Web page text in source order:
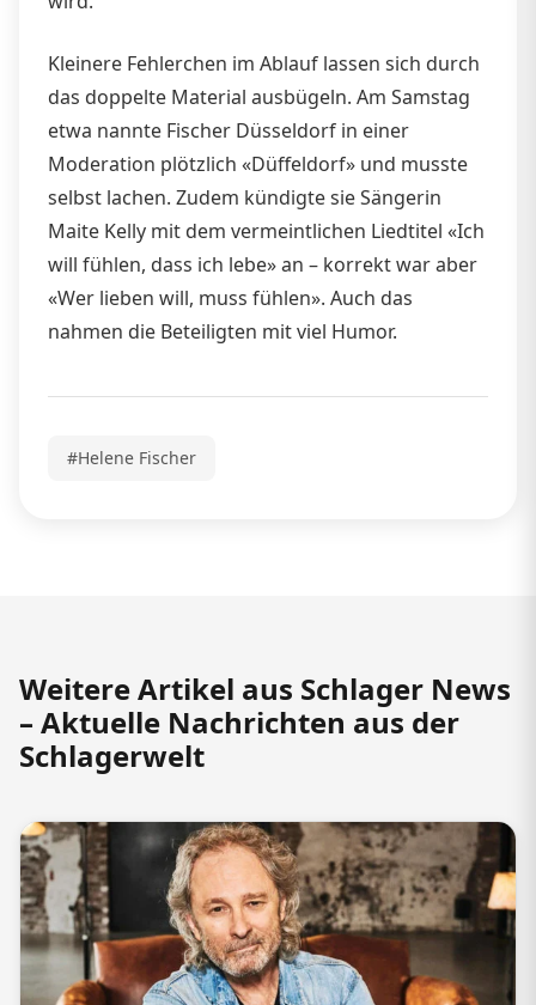
Kleinere Fehlerchen im Ablauf lassen sich durch
das doppelte Material ausbügeln. Am Samstag
etwa nannte Fischer Düsseldorf in einer
Moderation plötzlich «Düffeldorf» und musste
selbst lachen. Zudem kündigte sie Sängerin
Maite Kelly mit dem vermeintlichen Liedtitel «Ich
will fühlen, dass ich lebe» an – korrekt war aber
«Wer lieben will, muss fühlen». Auch das
nahmen die Beteiligten mit viel Humor.
#Helene Fischer
Weitere Artikel aus Schlager News
– Aktuelle Nachrichten aus der
Schlagerwelt